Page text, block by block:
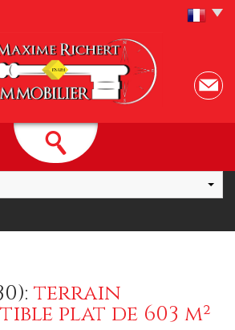
terrain
plat de 603 m²